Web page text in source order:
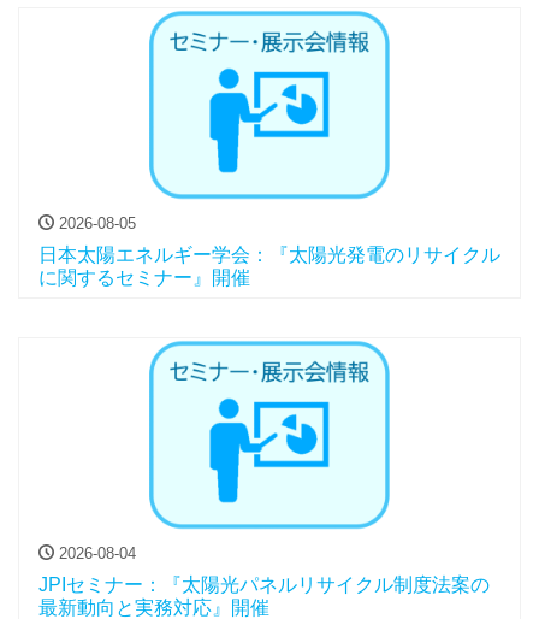
2026-08-05
日本太陽エネルギー学会：『太陽光発電のリサイクル
に関するセミナー』開催
2026-08-04
JPIセミナー：『太陽光パネルリサイクル制度法案の
最新動向と実務対応』開催